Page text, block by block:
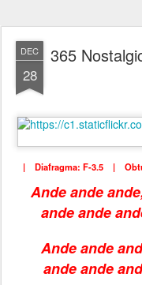
DEC
28
365
| Diafragma: F-3.5 |
Ande ande
ande ande
Ande ande
ande ande